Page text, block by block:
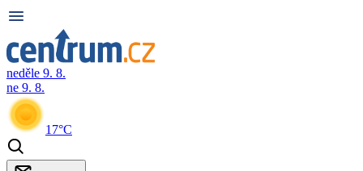
neděle 9. 8.
ne 9. 8.
17°C